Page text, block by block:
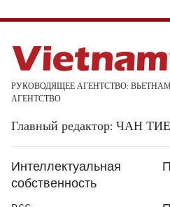
РУКОВОДЯЩЕЕ АГЕНТСТВО:
АГЕНТСТВО
Главный редактор: ЧАН
Интеллектуальная
собственность